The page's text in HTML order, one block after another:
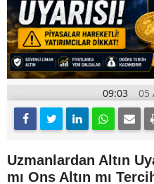
09:03 05
Uzmanlardan Altın
mı Ons Altın mı